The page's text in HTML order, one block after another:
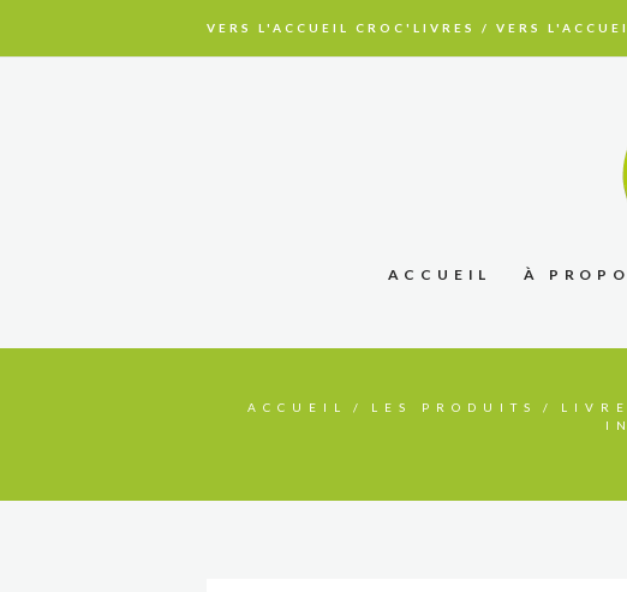
VERS L'ACCUEIL CROC'LIVRES / VERS
ACCUEIL À
ACCUEIL LES PRODUITS